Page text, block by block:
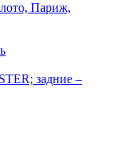
Париж,
задние –